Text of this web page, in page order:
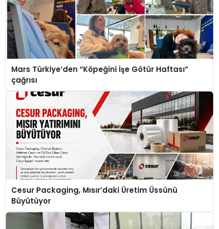
Mars Türkiye’den “Köpeğini İşe Götür Haftası”
çağrısı
Cesur Packaging, Mısır’daki Üretim Üssünü
Büyütüyor